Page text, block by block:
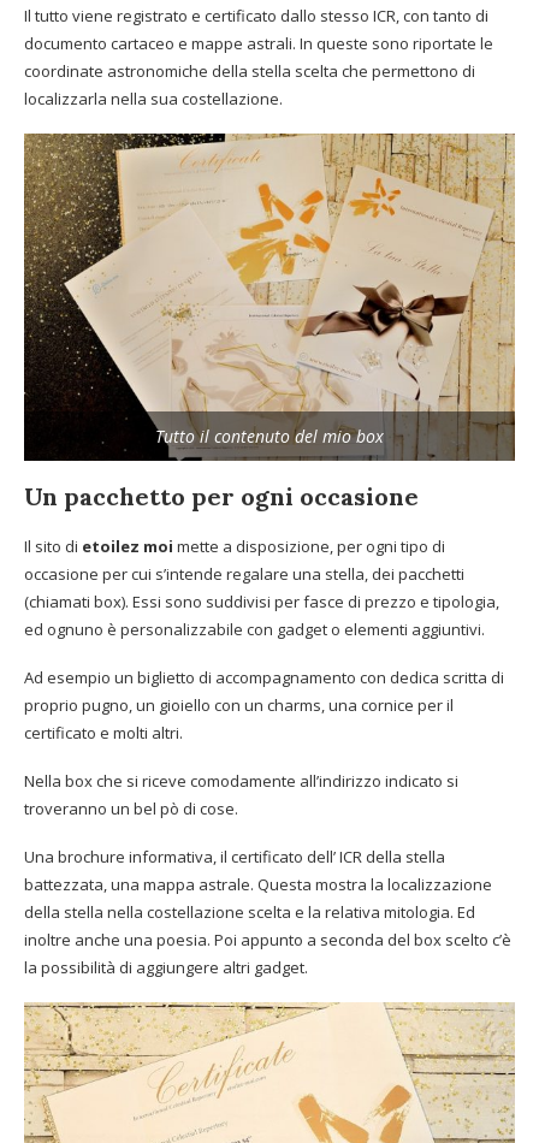
Il tutto viene registrato e certificato dallo stesso ICR, con tanto di
documento cartaceo e mappe astrali. In queste sono riportate le
coordinate astronomiche della stella scelta che permettono di
localizzarla nella sua costellazione.
Tutto il contenuto del mio box
Un pacchetto per ogni occasione
Il sito di etoilez moi mette a disposizione, per ogni tipo di
occasione per cui s’intende regalare una stella, dei pacchetti
(chiamati box). Essi sono suddivisi per fasce di prezzo e tipologia,
ed ognuno è personalizzabile con gadget o elementi aggiuntivi.
Ad esempio un biglietto di accompagnamento con dedica scritta di
proprio pugno, un gioiello con un charms, una cornice per il
certificato e molti altri.
Nella box che si riceve comodamente all’indirizzo indicato si
troveranno un bel pò di cose.
Una brochure informativa, il certificato dell’ ICR della stella
battezzata, una mappa astrale. Questa mostra la localizzazione
della stella nella costellazione scelta e la relativa mitologia. Ed
inoltre anche una poesia. Poi appunto a seconda del box scelto c’è
la possibilità di aggiungere altri gadget.